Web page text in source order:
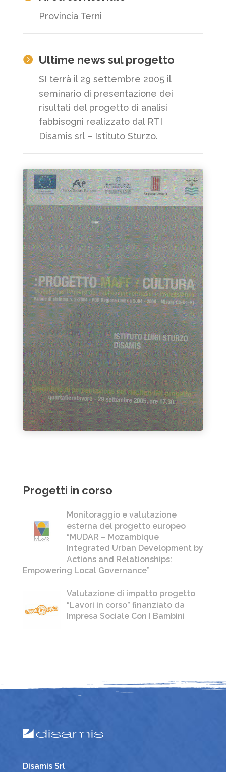
Provincia Terni
 Ultime news sul progetto
SI terrà il 29 settembre 2005 il
seminario di presentazione dei
risultati del progetto di analisi
fabbisogni realizzato dal RTI
Disamis srl – Istituto Sturzo.
Progetti in corso
Monitoraggio e valutazione
esterna del progetto europeo
“MUDAR – Mozambique
Integrated Urban Development by
Actions and Relationships:
Empowering Local Governance”
Valutazione di impatto progetto
“Lavori in corso” finanziato da
Impresa Sociale Con I Bambini
Disamis Srl